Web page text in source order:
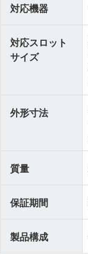
対応機器
対応スロット
サイズ
外形寸法
質量
保証期間
製品構成